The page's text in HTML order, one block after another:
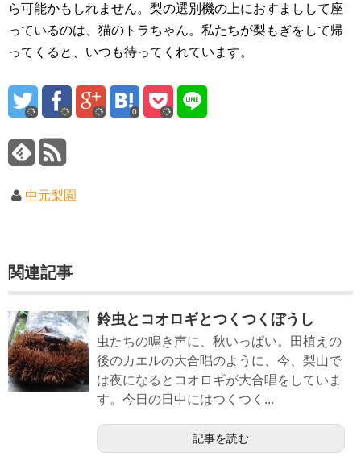
ら可能かもしれません。梨の選別機の上におすましして座
っているのは、猫のトラちゃん。私たちが梨もぎをして帰
ってくると、いつも待ってくれています。
0
中元梨園
関連記事
鈴虫とコオロギとつくつくぼうし
虫たちの鳴き声に、秋いっぱい。田植えの
後のカエルの大合唱のように、今、梨山で
は夜になるとコオロギが大合唱をしていま
す。今日の日中にはつくつく...
記事を読む